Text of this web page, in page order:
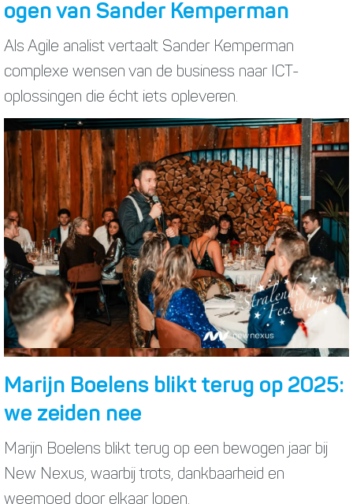
ogen van Sander Kemperman
Als Agile analist vertaalt Sander Kemperman
complexe wensen van de business naar ICT-
oplossingen die écht iets opleveren.
Marijn Boelens blikt terug op 2025:
we zeiden nee
Marijn Boelens blikt terug op een bewogen jaar bij
New Nexus, waarbij trots, dankbaarheid en
weemoed door elkaar lopen.